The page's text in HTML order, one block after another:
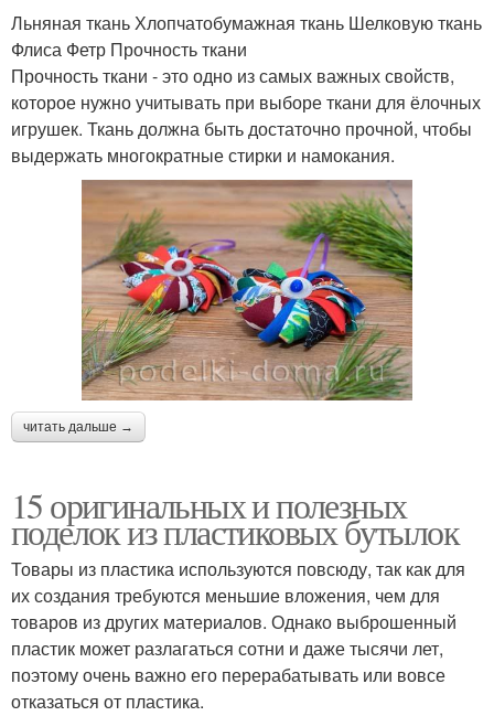
Льняная ткань Хлопчатобумажная ткань Шелковую ткань
Флиса Фетр Прочность ткани
Прочность ткани - это одно из самых важных свойств,
которое нужно учитывать при выборе ткани для ёлочных
игрушек. Ткань должна быть достаточно прочной, чтобы
выдержать многократные стирки и намокания.
читать дальше →
15 оригинальных и полезных
поделок из пластиковых бутылок
Товары из пластика используются повсюду, так как для
их создания требуются меньшие вложения, чем для
товаров из других материалов. Однако выброшенный
пластик может разлагаться сотни и даже тысячи лет,
поэтому очень важно его перерабатывать или вовсе
отказаться от пластика.